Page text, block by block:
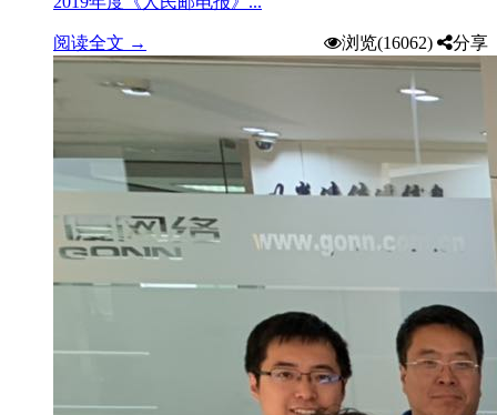
阅读全文 → 浏览(16062) 分享